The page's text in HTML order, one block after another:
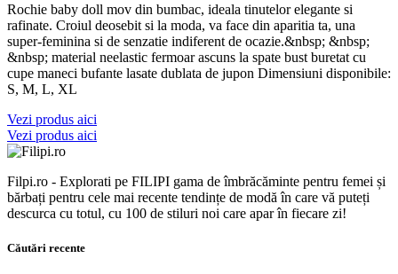
Rochie baby doll mov din bumbac, ideala tinutelor elegante si
rafinate. Croiul deosebit si la moda, va face din aparitia ta, una
super-feminina si de senzatie indiferent de ocazie.&nbsp; &nbsp;
&nbsp; material neelastic fermoar ascuns la spate bust buretat cu
cupe maneci bufante lasate dublata de jupon Dimensiuni disponibile:
S, M, L, XL
Vezi produs aici
Vezi produs aici
Filpi.ro - Explorati pe FILIPI gama de îmbrăcăminte pentru femei și
bărbați pentru cele mai recente tendințe de modă în care vă puteți
descurca cu totul, cu 100 de stiluri noi care apar în fiecare zi!
Căutări recente